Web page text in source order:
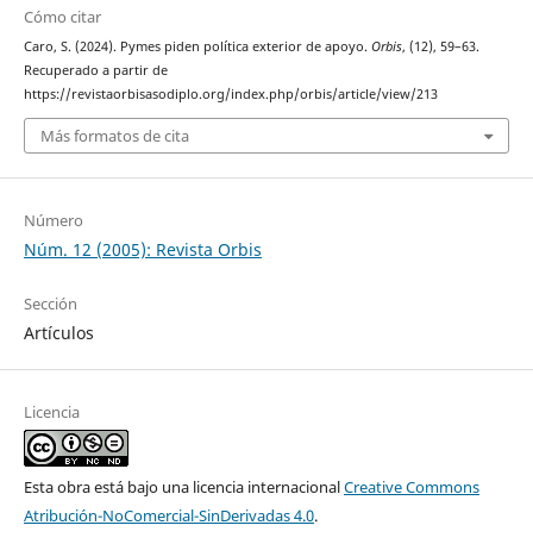
Cómo citar
Caro, S. (2024). Pymes piden política exterior de apoyo. Orbis, (12), 59–63.
Recuperado a partir de
https://revistaorbisasodiplo.org/index.php/orbis/article/view/213
Más formatos de cita
Número
Núm. 12 (2005): Revista Orbis
Sección
Artículos
Licencia
Esta obra está bajo una licencia internacionalCreative Commons
Atribución-NoComercial-SinDerivadas 4.0.